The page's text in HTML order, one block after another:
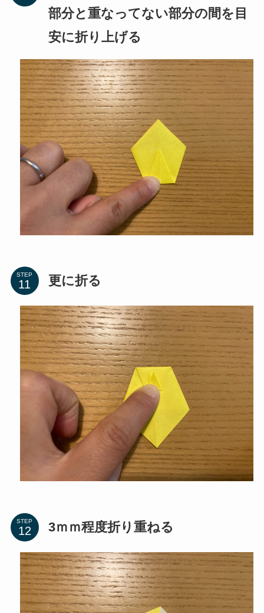
部分と重なってない部分の間を目
安に折り上げる
STEP 更に折る
STEP 3ｍｍ程度折り重ねる